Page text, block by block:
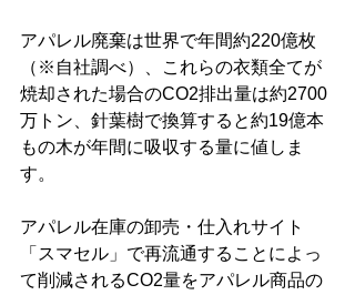
アパレル廃棄は世界で年間約220億枚
（※自社調べ）、これらの衣類全てが
焼却された場合のCO2排出量は約2700
万トン、針葉樹で換算すると約19億本
もの木が年間に吸収する量に値しま
す。
アパレル在庫の卸売・仕入れサイト
「スマセル」で再流通することによっ
て削減されるCO2量をアパレル商品の